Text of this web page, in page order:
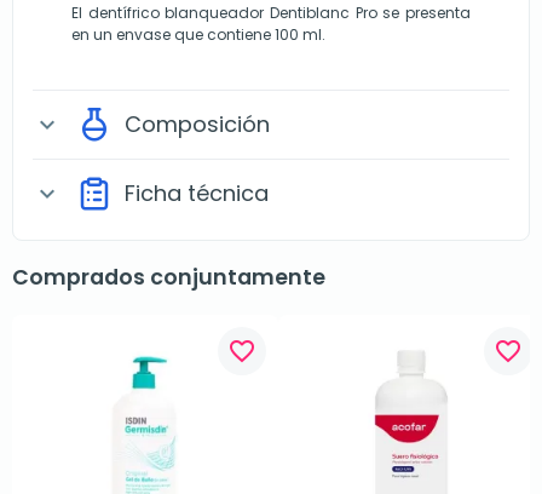
El dentífrico blanqueador Dentiblanc Pro se presenta
en un envase que contiene 100 ml.
expand_more Composición
expand_more Ficha técnica
Comprados conjuntamente
favorite_border favorite_border